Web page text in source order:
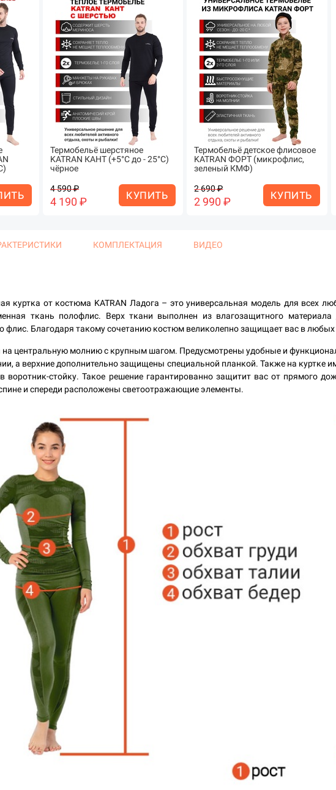
Термобельё шерстяное
KATRAN КАНТ (+5°С до - 25°С)
чёрное
4 590 ₽
4 190 ₽ КУПИТЬ
Термобельё детское флисовое
KATRAN ФОРТ (микрофлис,
зеленый КМФ)
2 690 ₽
2 990 ₽ КУПИТЬ
КОМПЛЕКТАЦИЯ ВИДЕО
куртка от костюма KATRAN Ладога – это универсальная модель для всех
ткань полофлис. Верх ткани выполнен из влагозащитного
флис. Благодаря такому сочетанию костюм великолепно защищает вас в
на центральную молнию с крупным шагом. Предусмотрены удобные и
а верхние дополнительно защищены специальной планкой. Также на куртке
воротник-стойку. Такое решение гарантированно защитит вас от прямого
и спереди расположены светоотражающие элементы.